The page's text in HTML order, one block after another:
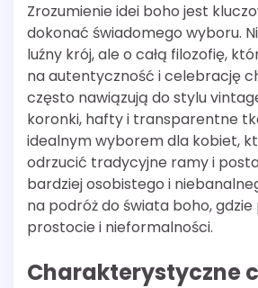
Zrozumienie idei boho jest
dokonać świadomego wyboru.
luźny krój, ale o całą filozofię,
na autentyczność i celebrację
często nawiązują do stylu
koronki, hafty i transparentne
idealnym wyborem dla kobiet,
odrzucić tradycyjne ramy i
bardziej osobistego i
na podróż do świata boho,
prostocie i nieformalności.
Charakterystyczne